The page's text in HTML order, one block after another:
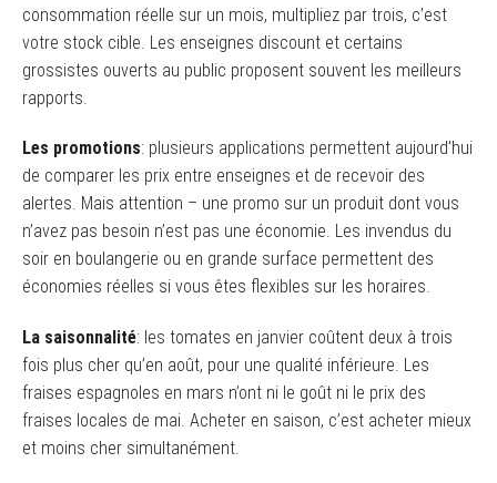
consommation réelle sur un mois, multipliez par trois, c’est
votre stock cible. Les enseignes discount et certains
grossistes ouverts au public proposent souvent les meilleurs
rapports.
Les promotions: plusieurs applications permettent aujourd’hui
de comparer les prix entre enseignes et de recevoir des
alertes. Mais attention – une promo sur un produit dont vous
n’avez pas besoin n’est pas une économie. Les invendus du
soir en boulangerie ou en grande surface permettent des
économies réelles si vous êtes flexibles sur les horaires.
La saisonnalité: les tomates en janvier coûtent deux à trois
fois plus cher qu’en août, pour une qualité inférieure. Les
fraises espagnoles en mars n’ont ni le goût ni le prix des
fraises locales de mai. Acheter en saison, c’est acheter mieux
et moins cher simultanément.